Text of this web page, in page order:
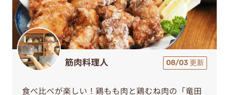
筋肉料理人 08/03 更新
食べ比べが楽しい！鶏もも肉と鶏むね肉の「竜田